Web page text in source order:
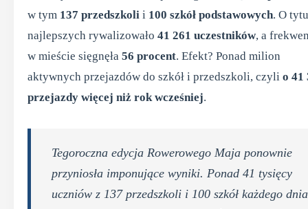
w tym 137 przedszkoli i 100 szkół podstawowych. O
najlepszych rywalizowało 41 261 uczestników, a
w mieście sięgnęła 56 procent. Efekt? Ponad milion
aktywnych przejazdów do szkół i przedszkoli, czyli o 41
przejazdy więcej niż rok wcześniej.
Tegoroczna edycja Rowerowego Maja ponownie
przyniosła imponujące wyniki. Ponad 41 tysięcy
uczniów z 137 przedszkoli i 100 szkół każdego dnia